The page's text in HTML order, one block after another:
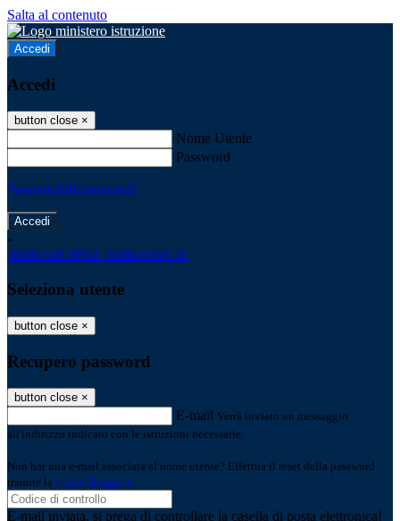
Salta al contenuto
Accedi
Accedi
button close ×
Nome Utente
Password
Password dimenticata?
-
Entra con SPID Entra con CIE
Seleziona utente
button close ×
Recupero password
button close ×
E-mail Verrà inviato un messaggio
all'indirizzo indicato con le istruzioni necessarie.
Non hai una e-mail associata al nome utente? Effettua il reset della password
tramite la Login Spaggiari
E-mail inviata, si prega di controllare la casella di posta elettronica!